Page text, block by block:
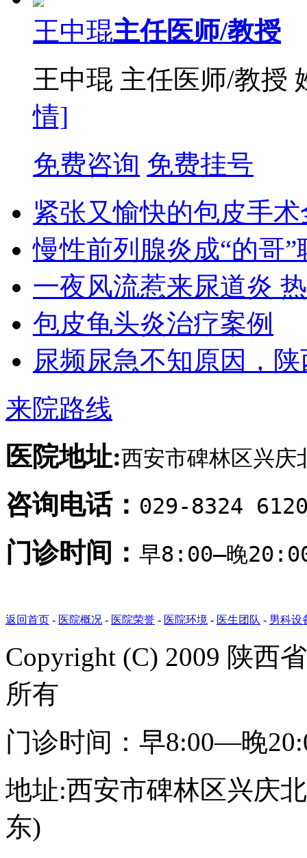
王中琨主任医师/教授
王中琨 主任医师/教授
情]
免费咨询 免费挂号
紧张又愉快的包皮手
慢性前列腺炎成“的哥”
一夜风流惹来尿道炎
包皮龟头炎治疗案例
尿频尿急不知原因，
来院路线
医院地址:西安市碑林区兴
咨询电话： 029-8324
门诊时间： 早8:00—晚
返回首页 - 医院概况 - 医院荣誉 - 医院环境 - 医生团队 - 男科设
Copyright (C) 2009 陕西
所有
门诊时间：早8:00—晚
地址:西安市碑林区兴庆
东)